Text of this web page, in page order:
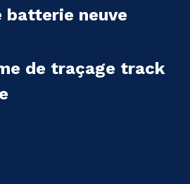
batterie neuve
de traçage track